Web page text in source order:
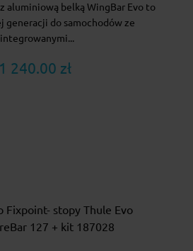
aluminiową belką WingBar Evo to
generacji do samochodów ze
1 240.00 zł